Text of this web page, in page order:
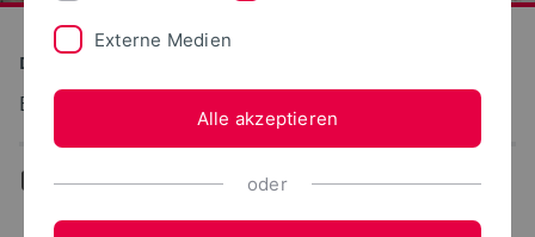
Detmolder Schule für Gestaltung
Baumanagement und Baufinanzierung
... Symposium für Immobilienbewertung
Externe Medien
Alle akzeptieren
oder